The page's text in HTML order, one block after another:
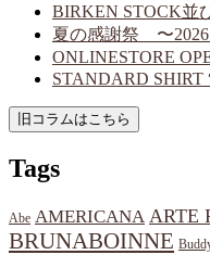
BIRKEN STOCK並
夏の感謝祭 〜
ONLINESTORE
STANDARD SHIRT
Tags
Abe AMERICANA ARTE
BRUNABOINNE